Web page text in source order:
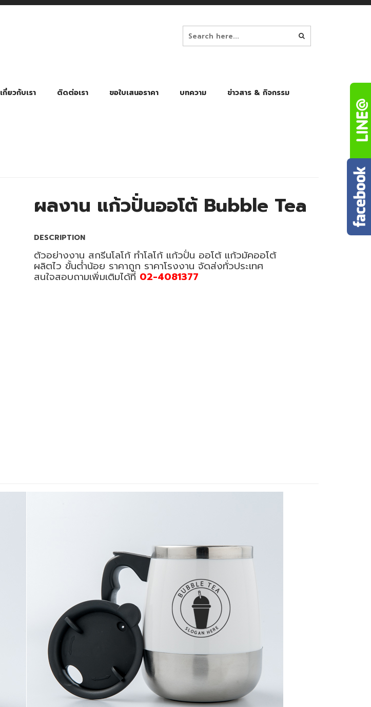
เกี่ยวกับเรา ติดต่อเรา ขอใบเสนอราคา บทความ ข่าวสาร & กิจกรรม
ผลงาน แก้วปั่นออโต้ Bubble Tea
DESCRIPTION
ตัวอย่างงาน สกรีนโลโก้ ทำโลโก้ แก้วปั่น ออโต้ แก้วมัคออโต้
ผลิตไว ขั้นต่ำน้อย ราคาถูก ราคาโรงงาน จัดส่งทั่วประเทศ
สนใจสอบถามเพิ่มเติมได้ที่ 02-4081377